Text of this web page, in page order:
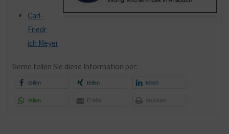
Carl-
Friedr
ich Meyer
Gerne teilen Sie diese Information per:
teilen teilen teilen
teilen E-Mail drucken